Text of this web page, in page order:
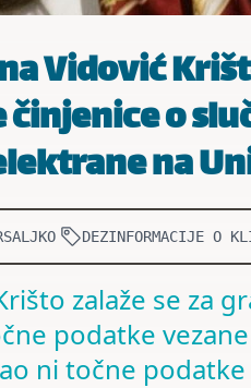
Vidović
o
na
DEZINFORMACIJE O
zalaže se za
podatke
ni točne